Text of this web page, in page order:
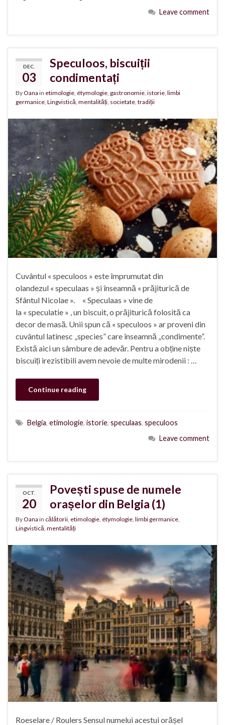
Leave comment
DEC.
03
Speculoos, biscuiții
condimentați
ByOana in etimologie étymologie gastronomie istorie limbi
germanice Lingvistică mentalități societate tradiții
Cuvântul « speculoos » este împrumutat din
olandezul « speculaas » și înseamnă « prăjiturică de
Sfântul Nicolae ». « Speculaas » vine de
la « speculatie » , un biscuit, o prăjiturică folosită ca
decor de masă. Unii spun că « speculoos » ar proveni din
cuvântul latinesc „species” care înseamnă „condimente”.
Există aici un sâmbure de adevăr. Pentru a obține niște
biscuiți irezistibili avem nevoie de multe mirodenii : …
Continue reading
Belgia, etimologie, istorie, speculaas, speculoos
Leave comment
OCT.
20
Povești spuse de numele
orașelor din Belgia (1)
ByOana in călătorii etimologie étymologie limbi germanice
Lingvistică mentalități
Roeselare / Roulers Sensul numelui acestui orășel